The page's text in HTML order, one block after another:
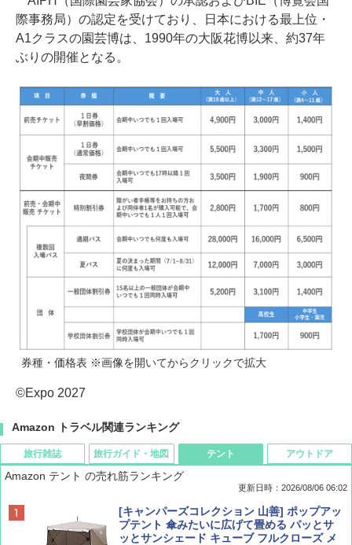
際事務局）の認定を受けており、日本における最上位・
A1クラスの園芸博は、1990年の大阪花博以来、約37年
ぶりの開催となる。
券種・価格表 ※画像を開いてからクリックで拡大
©Expo 2027
Amazon トラベル関連ランキング
旅行雑誌
ディズニーファン ２０２６年 ９月号 [雑
誌] (ＤＩＳＮＥＹ ＦＡＮ)
旅行ガイド・地図
D40 地球の歩き方 チェンマイ タイ北部の魅
力的な町 2026～2027 地球の歩き方D アジア
テント
Amazon テント の売れ筋ランキング
更新日時：2026/08/06 06:02
[キャンパーズコレクション 山善] ポップアッ
プテント 傘みたいに広げて畳める パッとサ
ッとサンシェード キューブ フルクローズ メ
アウトドア